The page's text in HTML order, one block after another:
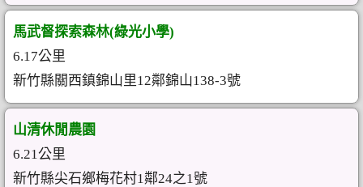
馬武督探索森林(綠光小學)
6.17公里
新竹縣關西鎮錦山里12鄰錦山138-3號
山清休閒農園
6.21公里
新竹縣尖石鄉梅花村1鄰24之1號